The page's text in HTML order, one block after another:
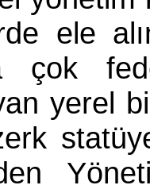
ele
çok
yerel